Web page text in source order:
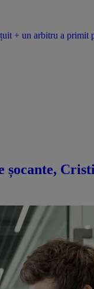
+ un arbitru a primit